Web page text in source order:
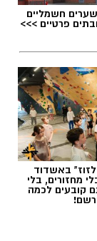
כצדדים
חשמליים
פרטיים >>>
לזוז" באשדוד
מחזורים, בלי
קובעים לכמה